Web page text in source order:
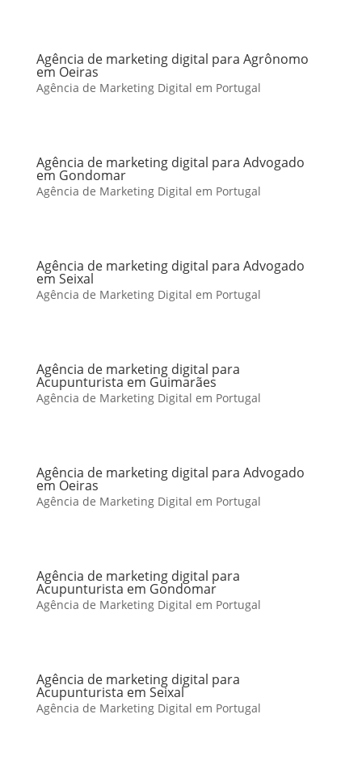
Agência de marketing digital para Agrônomo
em Oeiras
Agência de Marketing Digital em Portugal
Agência de marketing digital para Advogado
em Gondomar
Agência de Marketing Digital em Portugal
Agência de marketing digital para Advogado
em Seixal
Agência de Marketing Digital em Portugal
Agência de marketing digital para
Acupunturista em Guimarães
Agência de Marketing Digital em Portugal
Agência de marketing digital para Advogado
em Oeiras
Agência de Marketing Digital em Portugal
Agência de marketing digital para
Acupunturista em Gondomar
Agência de Marketing Digital em Portugal
Agência de marketing digital para
Acupunturista em Seixal
Agência de Marketing Digital em Portugal